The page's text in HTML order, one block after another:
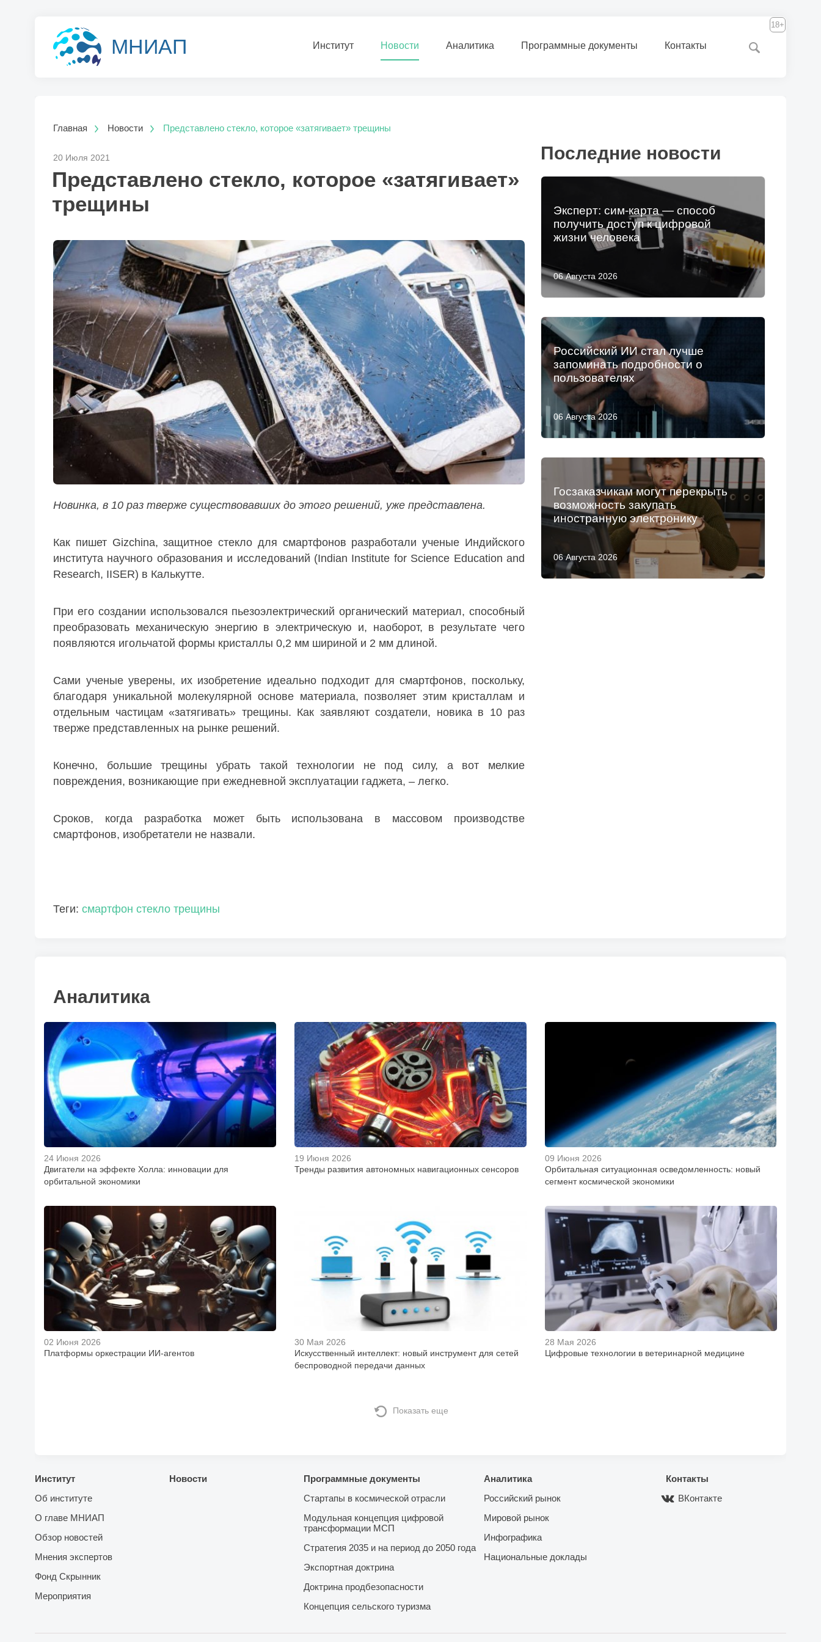
МНИАП Институт Новости Аналитика Программные документы Контакты
18+
Главная Новости Представлено стекло, которое «затягивает» трещины
20 Июля 2021
Представлено стекло, которое «затягивает»
трещины
Новинка, в 10 раз тверже существовавших до этого решений, уже представлена.
Как пишет Gizchina, защитное стекло для смартфонов разработали ученые Индийского
института научного образования и исследований (Indian Institute for Science Education and
Research, IISER) в Калькутте.
При его создании использовался пьезоэлектрический органический материал, способный
преобразовать механическую энергию в электрическую и, наоборот, в результате чего
появляются игольчатой формы кристаллы 0,2 мм шириной и 2 мм длиной.
Сами ученые уверены, их изобретение идеально подходит для смартфонов, поскольку,
благодаря уникальной молекулярной основе материала, позволяет этим кристаллам и
отдельным частицам «затягивать» трещины. Как заявляют создатели, новика в 10 раз
тверже представленных на рынке решений.
Конечно, большие трещины убрать такой технологии не под силу, а вот мелкие
повреждения, возникающие при ежедневной эксплуатации гаджета, – легко.
Сроков, когда разработка может быть использована в массовом производстве
смартфонов, изобретатели не назвали.
Теги: смартфон стекло трещины
Последние новости
06 Августа 2026
Эксперт: сим-карта — способ
получить доступ к цифровой
жизни человека
06 Августа 2026
Российский ИИ стал лучше
запоминать подробности о
пользователях
06 Августа 2026
Госзаказчикам могут перекрыть
возможность закупать
иностранную электронику
Аналитика
24 Июня 2026
Двигатели на эффекте Холла: инновации для
орбитальной экономики
19 Июня 2026
Тренды развития автономных навигационных сенсоров
09 Июня 2026
Орбитальная ситуационная осведомленность: новый
сегмент космической экономики
02 Июня 2026
Платформы оркестрации ИИ-агентов
30 Мая 2026
Искусственный интеллект: новый инструмент для сетей
беспроводной передачи данных
28 Мая 2026
Цифровые технологии в ветеринарной медицине
Показать еще
Институт
Об институте
О главе МНИАП
Обзор новостей
Мнения экспертов
Фонд Скрынник
Мероприятия
Новости
Программные документы
Стартапы в космической отрасли
Модульная концепция цифровой
трансформации МСП
Стратегия 2035 и на период до 2050 года
Экспортная доктрина
Доктрина продбезопасности
Концепция сельского туризма
Аналитика
Российский рынок
Мировой рынок
Инфографика
Национальные доклады
Контакты
ВКонтакте